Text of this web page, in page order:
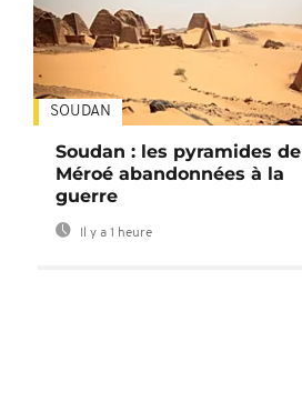
SOUDAN
Soudan : les pyramides de
Méroé abandonnées à la
guerre
Il y a 1 heure